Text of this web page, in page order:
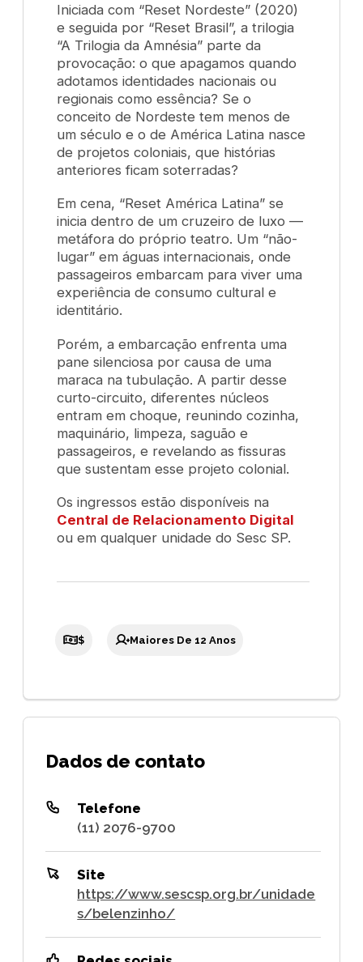
Iniciada com “Reset Nordeste” (2020)
e seguida por “Reset Brasil”, a trilogia
“A Trilogia da Amnésia” parte da
provocação: o que apagamos quando
adotamos identidades nacionais ou
regionais como essência? Se o
conceito de Nordeste tem menos de
um século e o de América Latina nasce
de projetos coloniais, que histórias
anteriores ficam soterradas?
Em cena, “Reset América Latina” se
inicia dentro de um cruzeiro de luxo —
metáfora do próprio teatro. Um “não-
lugar” em águas internacionais, onde
passageiros embarcam para viver uma
experiência de consumo cultural e
identitário.
Porém, a embarcação enfrenta uma
pane silenciosa por causa de uma
maraca na tubulação. A partir desse
curto-circuito, diferentes núcleos
entram em choque, reunindo cozinha,
maquinário, limpeza, saguão e
passageiros, e revelando as fissuras
que sustentam esse projeto colonial.
Os ingressos estão disponíveis na
Central de Relacionamento Digital
ou em qualquer unidade do Sesc SP.
$ Maiores De 12 Anos
Dados de contato
Telefone
(11) 2076-9700
Site
https://www.sescsp.org.br/unidade
s/belenzinho/